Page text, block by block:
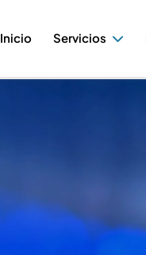
Inicio Servicios